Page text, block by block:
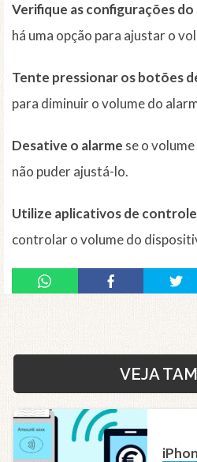
Verifique as configurações
há uma opção para ajustar o
Tente pressionar os botões
para diminuir o volume do
Desative o alarme se o
não puder ajustá-lo.
Utilize aplicativos de
controlar o volume do
VEJA